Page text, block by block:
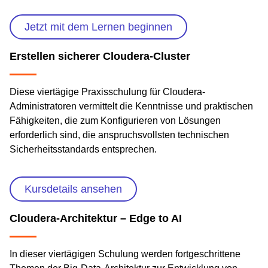
Jetzt mit dem Lernen beginnen
Erstellen sicherer Cloudera-Cluster
Diese viertägige Praxisschulung für Cloudera-
Administratoren vermittelt die Kenntnisse und praktischen
Fähigkeiten, die zum Konfigurieren von Lösungen
erforderlich sind, die anspruchsvollsten technischen
Sicherheitsstandards entsprechen.
Kursdetails ansehen
Cloudera-Architektur – Edge to AI
In dieser viertägigen Schulung werden fortgeschrittene